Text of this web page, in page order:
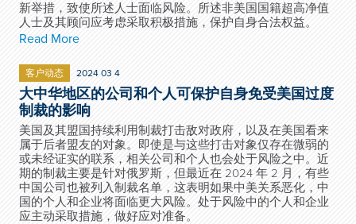
新举措，致使所述人士面临风险。所述非美国国籍超高净值
人士及其顾问应考虑采取积极措施，保护自身合法权益。
Read More
客户动态 2024 03 4
大中华地区的公司和个人可保护自身免受美国过度
制裁的影响
美国及其盟国持续利用制裁打击敌对政府，以及在美国看来
属于后者盟友的对象。即使是与这些打击对象仅存在微弱的
或未经证实的联系，相关公司和个人也会处于风险之中。近
期的制裁主要是针对俄罗斯，但最近在 2024 年 2 月，有些
中国公司也被列入制裁名单，这表明如果中美关系恶化，中
国的个人和企业将面临更大风险。处于风险中的个人和企业
应主动采取措施，做好应对准备。